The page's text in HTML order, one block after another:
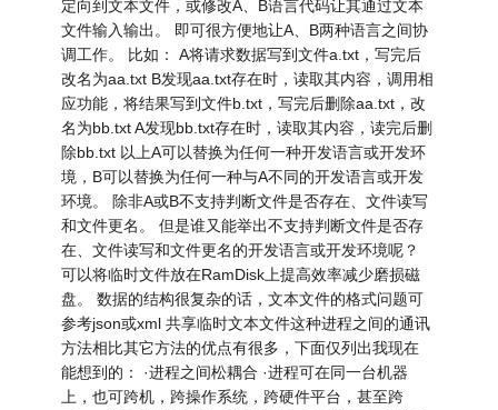
定向到文本文件，或修改A、B语言代码让其通过文本
文件输入输出。 即可很方便地让A、B两种语言之间协
调工作。 比如： A将请求数据写到文件a.txt，写完后
改名为aa.txt B发现aa.txt存在时，读取其内容，调用相
应功能，将结果写到文件b.txt，写完后删除aa.txt，改
名为bb.txt A发现bb.txt存在时，读取其内容，读完后删
除bb.txt 以上A可以替换为任何一种开发语言或开发环
境，B可以替换为任何一种与A不同的开发语言或开发
环境。 除非A或B不支持判断文件是否存在、文件读写
和文件更名。 但是谁又能举出不支持判断文件是否存
在、文件读写和文件更名的开发语言或开发环境呢？
可以将临时文件放在RamDisk上提高效率减少磨损磁
盘。 数据的结构很复杂的话，文本文件的格式问题可
参考json或xml 共享临时文本文件这种进程之间的通讯
方法相比其它方法的优点有很多，下面仅列出我现在
能想到的： ·进程之间松耦合 ·进程可在同一台机器
上，也可跨机，跨操作系统，跨硬件平台，甚至跨